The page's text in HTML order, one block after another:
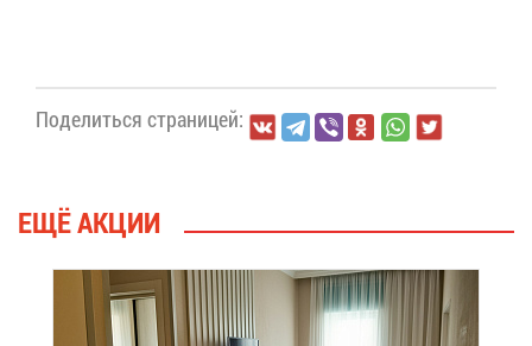
По­де­лить­ся стра­ни­цей:
ЕЩЁ АК­ЦИИ